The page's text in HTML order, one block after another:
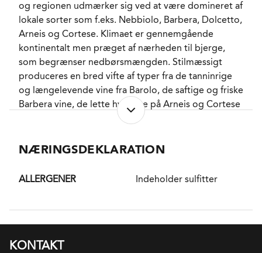
druen.
og regionen udmærker sig ved at være domineret af
lokale sorter som f.eks. Nebbiolo, Barbera, Dolcetto,
Arneis og Cortese. Klimaet er gennemgående
kontinentalt men præget af nærheden til bjerge,
som begrænser nedbørsmængden. Stilmæssigt
produceres en bred vifte af typer fra de tanninrige
og længelevende vine fra Barolo, de saftige og friske
Barbera vine, de lette hvidvine på Arneis og Cortese
samt de søde, mousserende fra Asti på Moscato. En
DOC og DOCG reglerne.
Barbera d'Alba er et vindistrikt i Piemonte i det
byen Alba og overlapper de to prestigefyldte
distrikter Barolo og Barbaresco. De bløde bakker
med ler-og kalkholdig jordbund er optimale for
NÆRINGSDEKLARATION
ALLERGENER Indeholder sulfitter
KONTAKT